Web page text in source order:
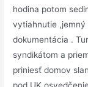
hodina potom
vytiahnutie ,jemný
dokumentácia .
syndikátom a
priniesť domov